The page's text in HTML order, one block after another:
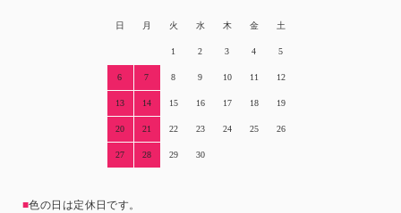
日 月 火 水 木 金 土
1 2 3 4 5
6 7 8 9 10 11 12
13 14 15 16 17 18 19
20 21 22 23 24 25 26
27 28 29 30
■色の日は定休日です。